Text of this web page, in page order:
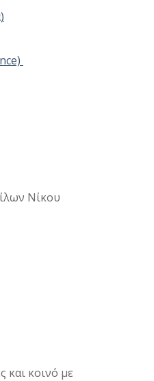
Νίκου
και κοινό με